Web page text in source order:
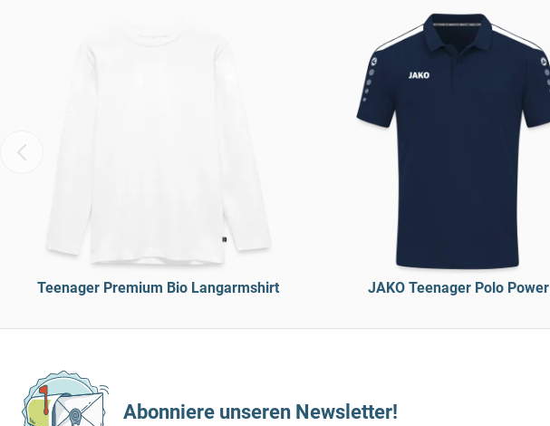
Teenager Premium Bio Langarmshirt JAKO Teenager Polo Power
Abonniere unseren Newsletter!